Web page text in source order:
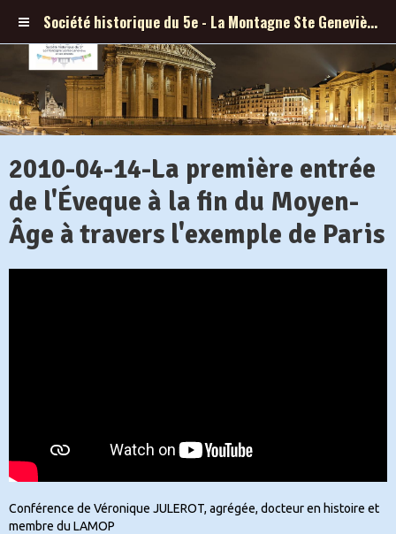
Société historique du 5e - La Montagne Ste Geneviève et ses abords
2010-04-14-La première entrée
de l'Éveque à la fin du Moyen-
Âge à travers l'exemple de Paris
Conférence de Véronique JULEROT, agrégée, docteur en histoire et
membre du LAMOP